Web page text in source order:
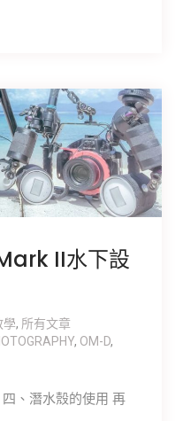
II水下設
學, 所有文章
, OM-D,
四、潛水殼的使用 再